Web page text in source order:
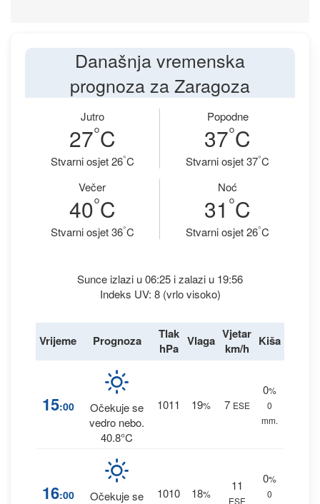
Današnja vremenska
prognoza za Zaragoza
Jutro
27°C
Stvarni osjet 26°C
Popodne
37°C
Stvarni osjet 37°C
Večer
40°C
Stvarni osjet 36°C
Noć
31 °C
Stvarni osjet 26°C
Sunce izlazi u 06:25 i zalazi u 19:56
Indeks UV: 8 (vrlo visoko)
Vrijeme Prognoza
Tlak
hPa Vlaga Vjetar
km/h
Kiša
15:00
Očekuje se
vedro nebo.
40.8°C
1011 19% 7 ESE
0%
0
mm.
16:00
Očekuje se
1010 18%
11
ESE
0%
0